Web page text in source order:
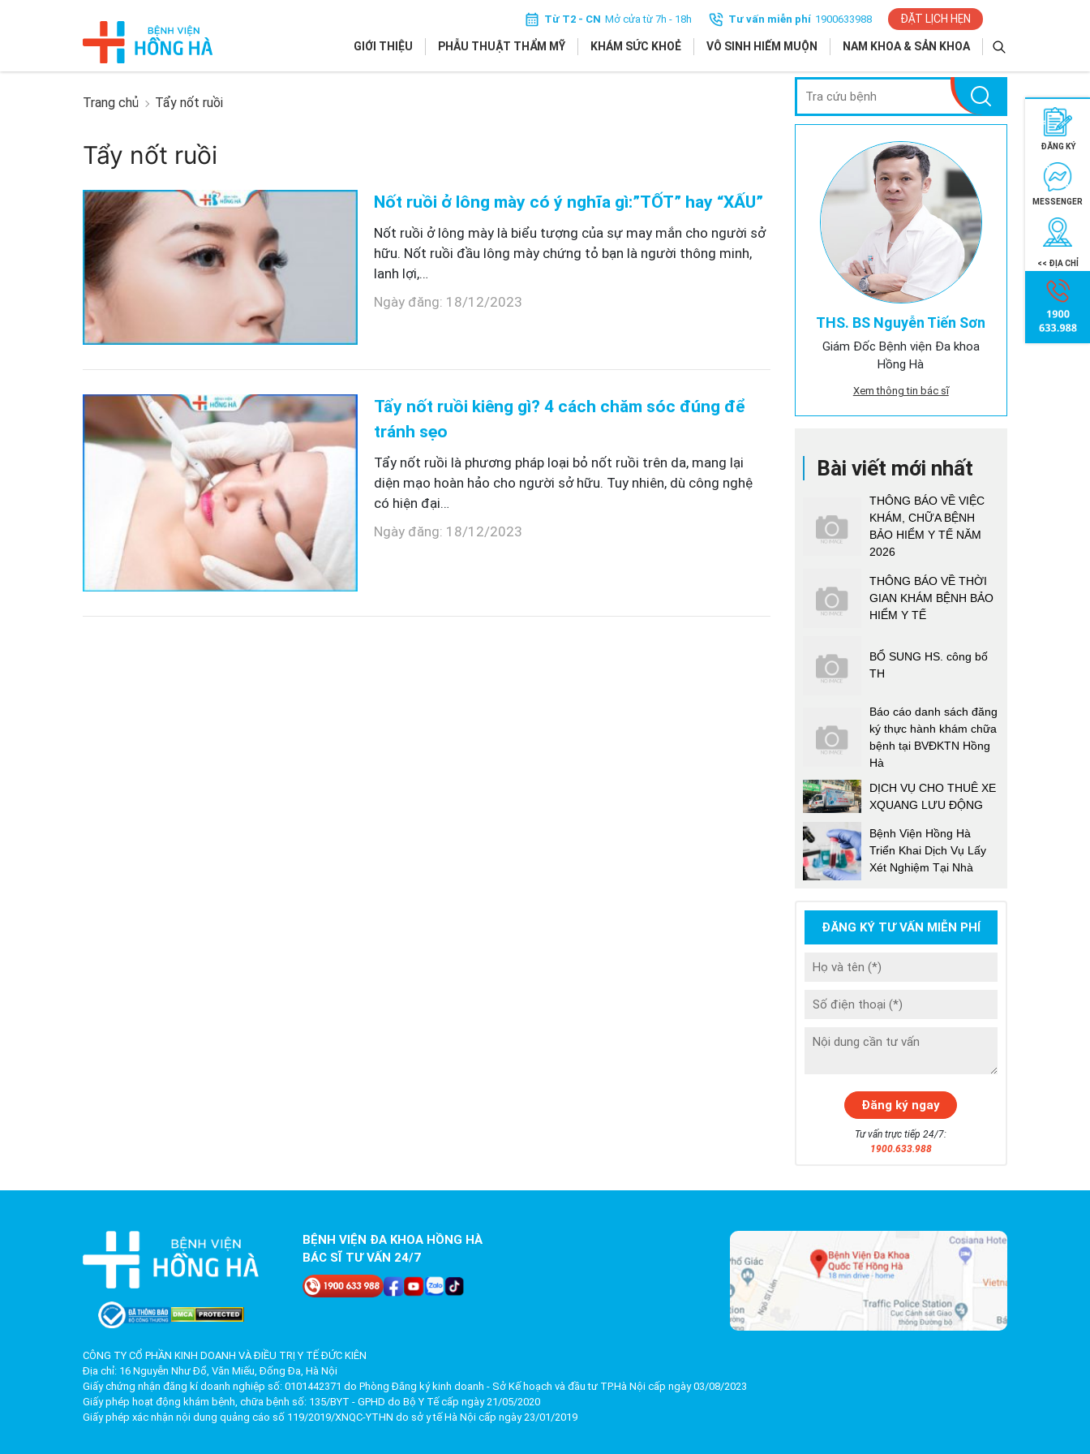
Từ T2 - CN Mở cửa từ 7h - 18h Tư vấn miễn phí 1900633988 ĐẶT LỊCH HẸN
GIỚI THIỆU PHẪU THUẬT THẨM MỸ KHÁM SỨC KHOẺ VÔ SINH HIẾM MUỘN NAM KHOA & SẢN KHOA
Trang chủ Tẩy nốt ruồi
Tẩy nốt ruồi
Nốt ruồi ở lông mày có ý nghĩa gì:”TỐT” hay “XẤU”
Nốt ruồi ở lông mày là biểu tượng của sự may mắn cho người sở
hữu. Nốt ruồi đầu lông mày chứng tỏ bạn là người thông minh,
lanh lợi,…
Ngày đăng: 18/12/2023
Tẩy nốt ruồi kiêng gì? 4 cách chăm sóc đúng để
tránh sẹo
Tẩy nốt ruồi là phương pháp loại bỏ nốt ruồi trên da, mang lại
diện mạo hoàn hảo cho người sở hữu. Tuy nhiên, dù công nghệ
có hiện đại…
Ngày đăng: 18/12/2023
THS. BS Nguyễn Tiến Sơn
Giám Đốc Bệnh viện Đa khoa
Hồng Hà
Xem thông tin bác sĩ
Bài viết mới nhất
THÔNG BÁO VỀ VIỆC
KHÁM, CHỮA BỆNH
BẢO HIỂM Y TẾ NĂM
2026
THÔNG BÁO VỀ THỜI
GIAN KHÁM BỆNH BẢO
HIỂM Y TẾ
BỔ SUNG HS. công bố
TH
Báo cáo danh sách đăng
ký thực hành khám chữa
bệnh tại BVĐKTN Hồng
Hà
DỊCH VỤ CHO THUÊ XE
XQUANG LƯU ĐỘNG
Bệnh Viện Hồng Hà
Triển Khai Dịch Vụ Lấy
Xét Nghiệm Tại Nhà
ĐĂNG KÝ TƯ VẤN MIỄN PHÍ
Tư vấn trực tiếp 24/7:
1900.633.988
BỆNH VIỆN ĐA KHOA HỒNG HÀ
BÁC SĨ TƯ VẤN 24/7
CÔNG TY CỔ PHẦN KINH DOANH VÀ ĐIỀU TRỊ Y TẾ ĐỨC KIÊN
Địa chỉ: 16 Nguyễn Như Đổ, Văn Miếu, Đống Đa, Hà Nội
Giấy chứng nhận đăng kí doanh nghiệp số: 0101442371 do Phòng Đăng ký kinh doanh - Sở Kế hoạch và đầu tư TP.Hà Nội cấp ngày 03/08/2023
Giấy phép hoạt động khám bệnh, chữa bệnh số: 135/BYT - GPHD do Bộ Y Tế cấp ngày 21/05/2020
Giấy phép xác nhận nội dung quảng cáo số 119/2019/XNQC-YTHN do sở y tế Hà Nội cấp ngày 23/01/2019
ĐĂNG KÝ
MESSENGER
<< ĐỊA CHỈ